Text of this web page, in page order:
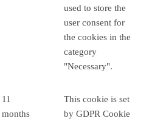
used to store the
user consent for
the cookies in the
category
"Necessary".
11
months
This cookie is set
by GDPR Cookie